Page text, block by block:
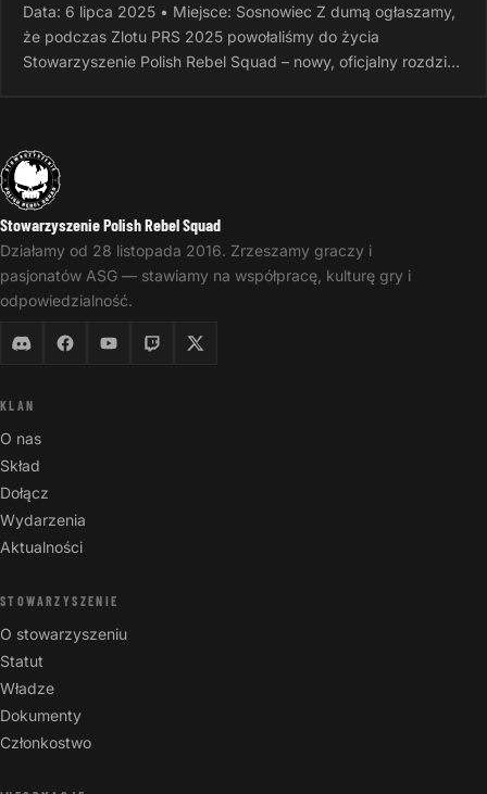
Data: 6 lipca 2025 • Miejsce: Sosnowiec Z dumą ogłaszamy,
że podczas Zlotu PRS 2025 powołaliśmy do życia
Stowarzyszenie Polish Rebel Squad – nowy, oficjalny rozdział
Stowarzyszenie Polish Rebel Squad
Działamy od 28 listopada 2016. Zrzeszamy graczy i
pasjonatów ASG — stawiamy na współpracę, kulturę gry i
odpowiedzialność.
KLAN
O nas
Skład
Dołącz
Wydarzenia
Aktualności
STOWARZYSZENIE
O stowarzyszeniu
Statut
Władze
Dokumenty
Członkostwo